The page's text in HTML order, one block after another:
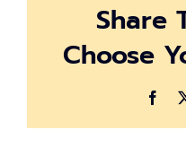
Share
Choose